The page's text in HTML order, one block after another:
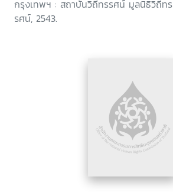
กรุงเทพฯ : สถาบันวิถีทรรศน์ มูลนิธิวิถีทร
รศน์, 2543.